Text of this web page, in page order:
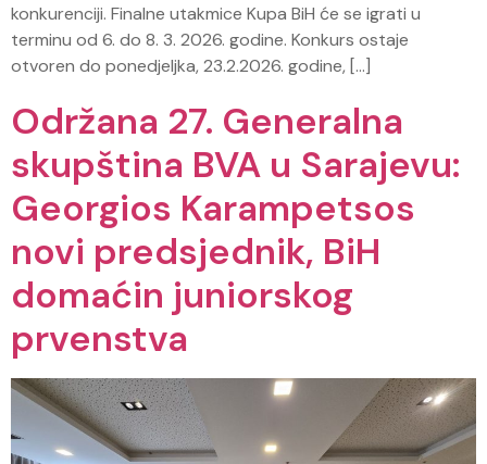
konkurenciji. Finalne utakmice Kupa BiH će se igrati u
terminu od 6. do 8. 3. 2026. godine. Konkurs ostaje
otvoren do ponedjeljka, 23.2.2026. godine, […]
Održana 27. Generalna
skupština BVA u Sarajevu:
Georgios Karampetsos
novi predsjednik, BiH
domaćin juniorskog
prvenstva